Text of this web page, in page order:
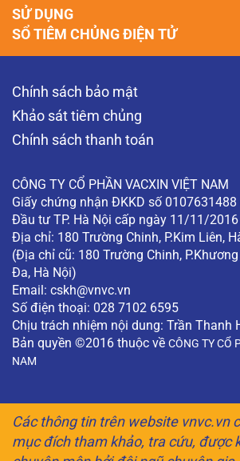
Chính sách bảo mật
Khảo sát tiêm chủng
Chính sách thanh toán
CÔNG TY CỔ PHẦN VACXIN VIỆT NAM
Giấy chứng nhận ĐKKD số 0107631488
Đầu tư TP. Hà Nội cấp ngày 11/11/2016
Địa chỉ: 180 Trường Chinh, P.Kim Liên,
(Địa chỉ cũ: 180 Trường Chinh,
Đa, Hà Nội)
Email: cskh@vnvc.vn
Số điện thoại: 028 7102 6595
Chịu trách nhiệm nội dung: Trần Thanh
Bản quyền ©2016 thuộc về CÔNG TY CỔ
NAM
SỬ DỤNG
SỔ TIÊM CHỦNG ĐIỆN TỬ
Các thông tin trên website vnvc.vn
mục đích tham khảo, tra cứu, được